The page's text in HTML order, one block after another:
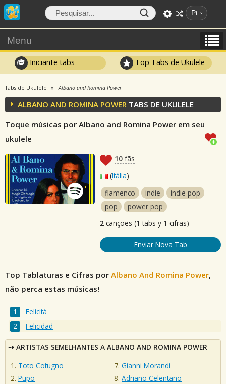
Pt
Menu
Iniciante tabs Top Tabs de Ukulele
Tabs de Ukulele Albano and Romina Power
ALBANO AND ROMINA POWER TABS DE UKULELE
Toque músicas por Albano and Romina Power em seu
ukulele
10 fãs
(Itália)
flamenco
indie
indie pop
pop
power pop
2 canções (1 tabs y 1 cifras)
Enviar Nova Tab
Top Tablaturas e Cifras por Albano And Romina Power,
não perca estas músicas!
Felicità
Felicidad
ARTISTAS SEMELHANTES A ALBANO AND ROMINA POWER
Toto Cotugno
Pupo
Gianni Morandi
Adriano Celentano